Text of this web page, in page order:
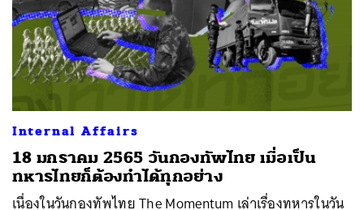
Internal Affairs
18 มกราคม 2565 วันกองทัพไทย เมื่อเป็น
ทหารไทยก็ต้องทำได้ทุกอย่าง
เนื่องในวันกองทัพไทย The Momentum เล่าเรื่องทหารในวัน